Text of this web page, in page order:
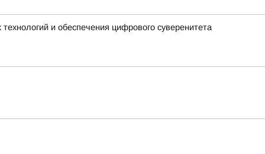
и обеспечения цифрового суверенитета